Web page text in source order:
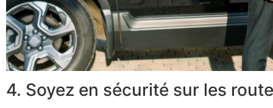
4. Soyez en sécurité sur les